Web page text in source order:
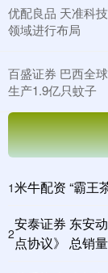
优配良品 天准科
领域进行布局
百盛证券 巴西全
生产1.9亿只蚊子
1米牛配资 “霸王
2
安泰证券 东安
点协议》 总销